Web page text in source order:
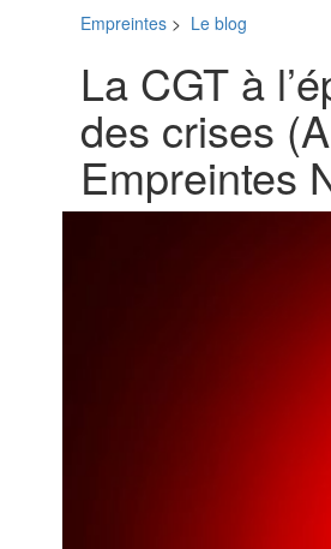
Empreintes > Le blog
La CGT à
des crises
Empreintes